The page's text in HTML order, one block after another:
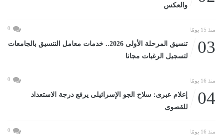
والعكس
منذ 15 يومًا 0
03
تنسيق المرحلة الأولى 2026.. خدمات معامل التنسيق بالجامعات
لتسجيل الرغبات مجانا
منذ 16 يومًا 0
04
إعلام عبرى: سلاح الجو الإسرائيلى يرفع درجة الاستعداد
للقصوى
منذ 16 يومًا 0